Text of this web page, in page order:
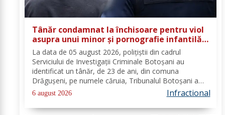
Tânăr condamnat la închisoare pentru viol
asupra unui minor și pornografie infantilă,
identificat de polițiști
La data de 05 august 2026, polițiștii din cadrul
Serviciului de Investigații Criminale Botoșani au
identificat un tânăr, de 23 de ani, din comuna
Drăgușeni, pe numele căruia, Tribunalul Botoșani a
emis un mandat de executare a pedepsei cu
închisoarea. Tânărul a fost condamnat la 4 ani și 5 luni
de...
6 august 2026 Infractional